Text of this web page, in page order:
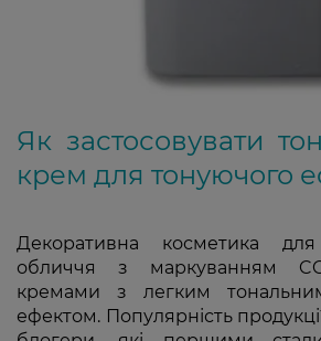
Як застосовувати
крем для тонуючого
Декоративна косметика
обличчя з маркуванням
кремами з легким
ефектом. Популярність